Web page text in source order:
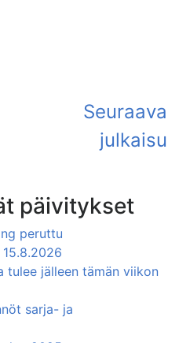
päivitykset
peruttu
tulee jälleen tämän viikon
sarja- ja